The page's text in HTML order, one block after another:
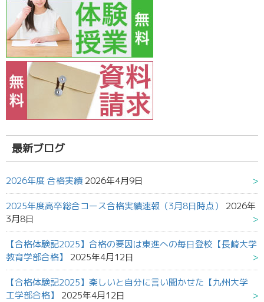
最新ブログ
2026年度 合格実績 2026年4月9日
2025年度高卒総合コース合格実績速報（3月8日時点）
2026年
3月8日
【合格体験記2025】合格の要因は東進への毎日登校【長崎大学
教育学部合格】
2025年4月12日
【合格体験記2025】楽しいと自分に言い聞かせた【九州大学
工学部合格】
2025年4月12日